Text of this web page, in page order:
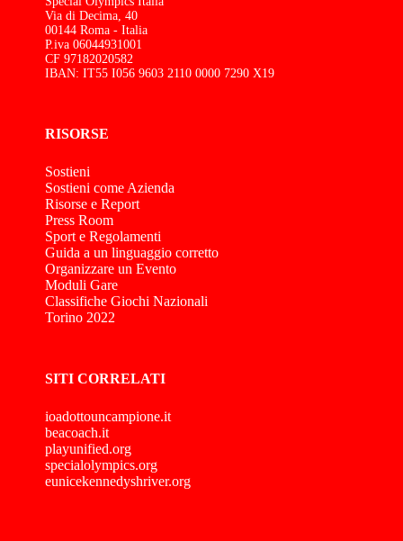
Via di Decima, 40
00144 Roma - Italia
P.iva 06044931001
CF 97182020582
IBAN: IT55 I056 9603 2110 0000 7290 X19
RISORSE
Sostieni
Sostieni come Azienda
Risorse e Report
Press Room
Sport e Regolamenti
Guida a un linguaggio corretto
Organizzare un Evento
Moduli Gare
Classifiche Giochi Nazionali
Torino 2022
SITI CORRELATI
ioadottouncampione.it
beacoach.it
playunified.org
specialolympics.org
eunicekennedyshriver.org